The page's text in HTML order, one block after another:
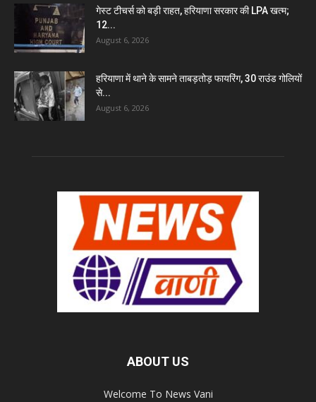
गेस्ट टीचर्स को बड़ी राहत, हरियाणा सरकार की LPA खत्म;
12...
August 6, 2026
हरियाणा में थाने के सामने ताबड़तोड़ फायरिंग, 30 राउंड गोलियों
से...
August 6, 2026
ABOUT US
Welcome To News Vani